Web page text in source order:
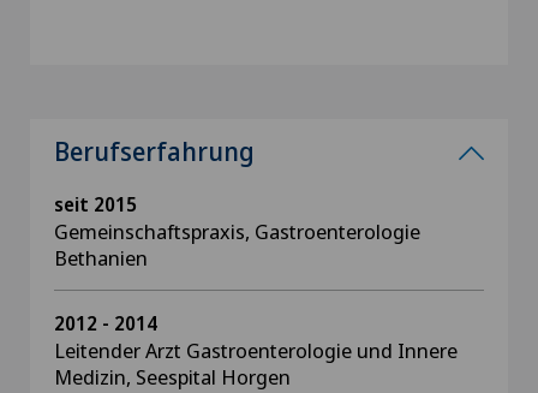
Berufserfahrung
seit 2015
Gemeinschaftspraxis, Gastroenterologie
Bethanien
2012 - 2014
Leitender Arzt Gastroenterologie und Innere
Medizin, Seespital Horgen